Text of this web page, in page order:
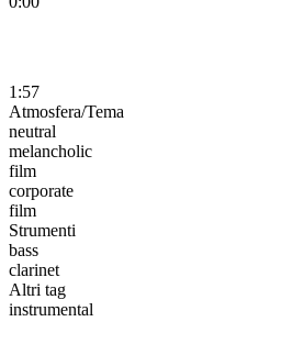
1:57
Atmosfera/Tema
neutral
melancholic
film
corporate
film
Strumenti
bass
clarinet
Altri tag
instrumental